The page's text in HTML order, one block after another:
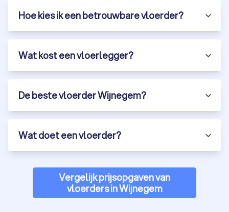
Hoe kies ik een betrouwbare vloerder?
Wat kost een vloerlegger?
De beste vloerder Wijnegem?
Wat doet een vloerder?
Vergelijk prijsopgaven van
vloerders in Wijnegem